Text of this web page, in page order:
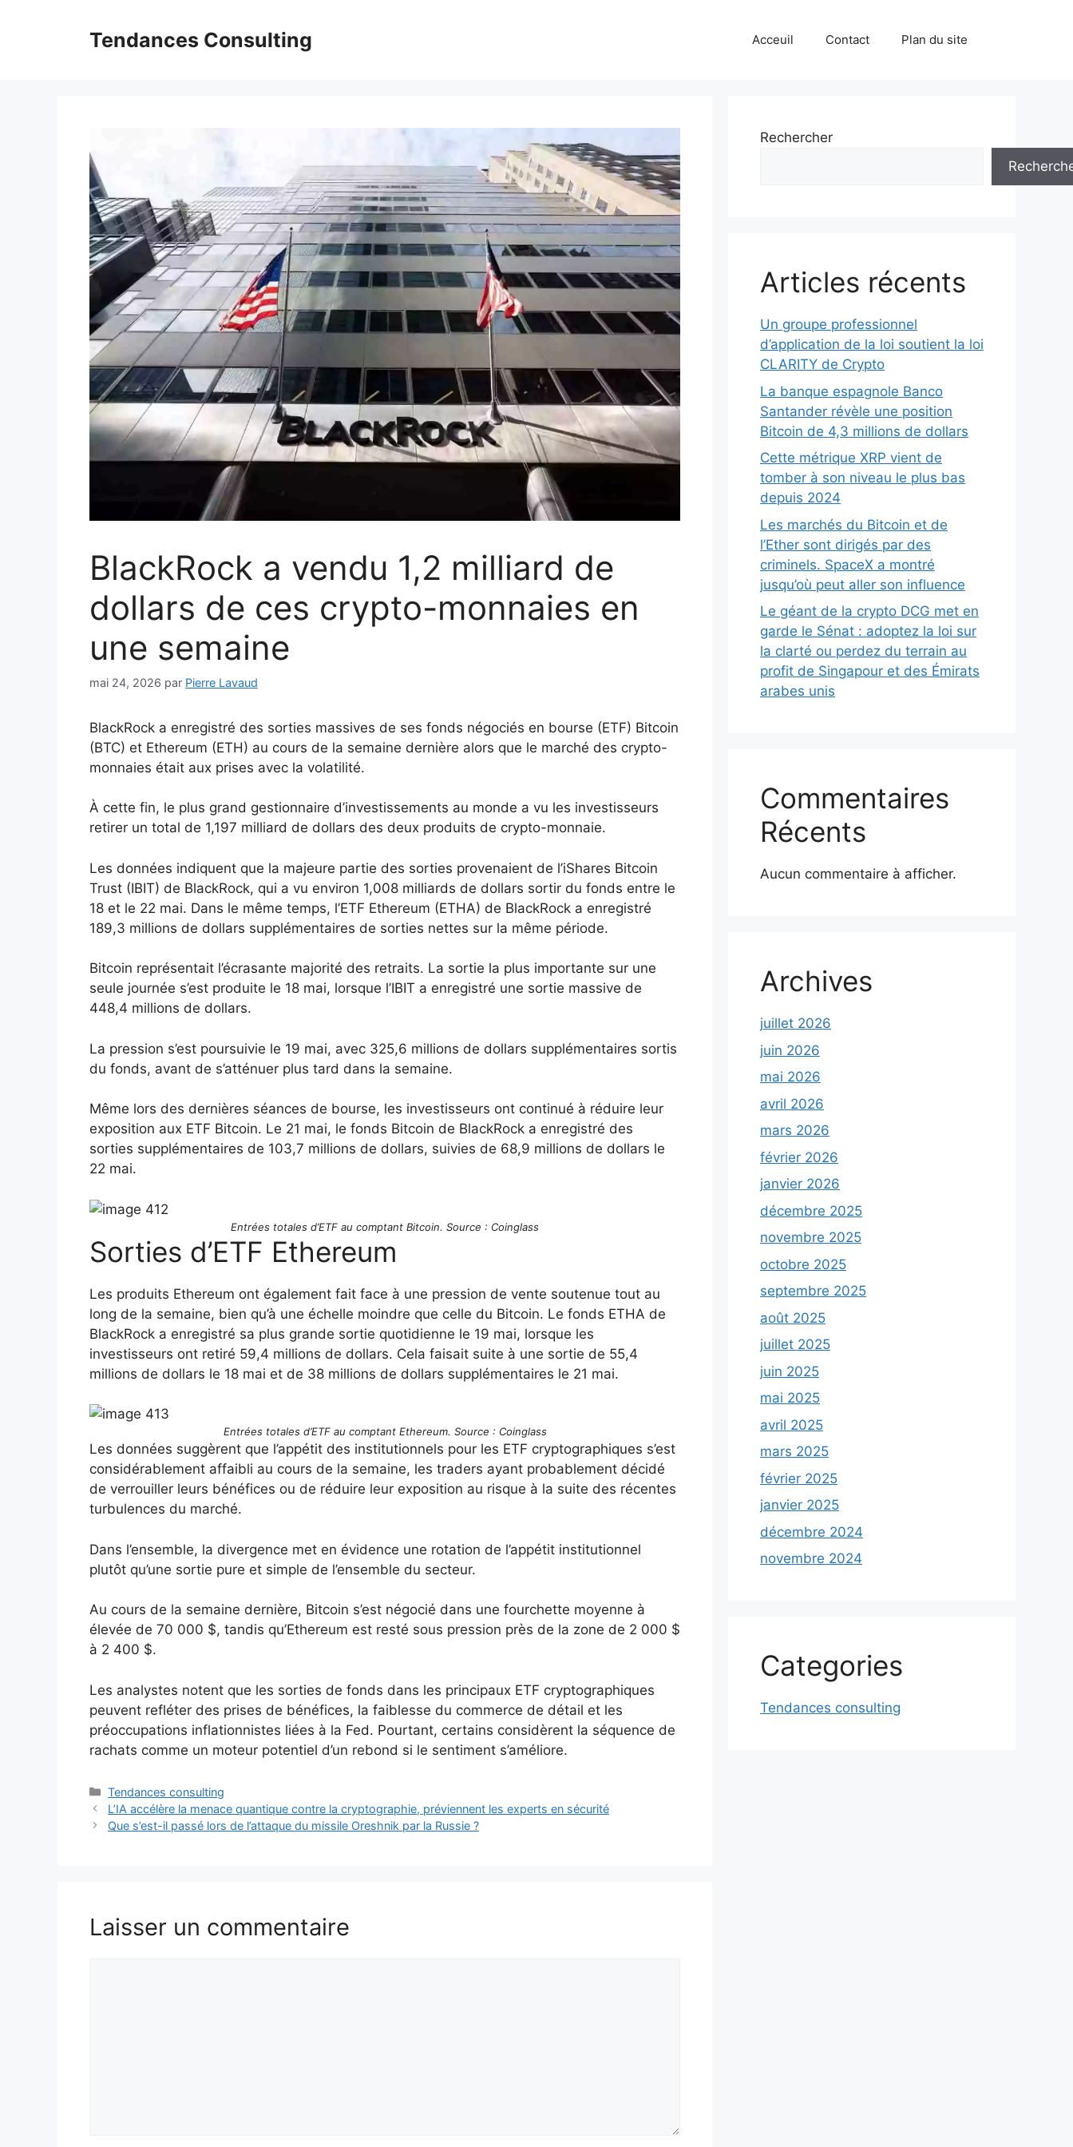
Tendances Consulting Acceuil Contact Plan du site
BlackRock a vendu 1,2 milliard de
dollars de ces crypto-monnaies en
une semaine
mai 24, 2026 par Pierre Lavaud
BlackRock a enregistré des sorties massives de ses fonds négociés en bourse (ETF) Bitcoin
(BTC) et Ethereum (ETH) au cours de la semaine dernière alors que le marché des crypto-
monnaies était aux prises avec la volatilité.
À cette fin, le plus grand gestionnaire d’investissements au monde a vu les investisseurs
retirer un total de 1,197 milliard de dollars des deux produits de crypto-monnaie.
Les données indiquent que la majeure partie des sorties provenaient de l’iShares Bitcoin
Trust (IBIT) de BlackRock, qui a vu environ 1,008 milliards de dollars sortir du fonds entre le
18 et le 22 mai. Dans le même temps, l’ETF Ethereum (ETHA) de BlackRock a enregistré
189,3 millions de dollars supplémentaires de sorties nettes sur la même période.
Bitcoin représentait l’écrasante majorité des retraits. La sortie la plus importante sur une
seule journée s’est produite le 18 mai, lorsque l’IBIT a enregistré une sortie massive de
448,4 millions de dollars.
La pression s’est poursuivie le 19 mai, avec 325,6 millions de dollars supplémentaires sortis
du fonds, avant de s’atténuer plus tard dans la semaine.
Même lors des dernières séances de bourse, les investisseurs ont continué à réduire leur
exposition aux ETF Bitcoin. Le 21 mai, le fonds Bitcoin de BlackRock a enregistré des
sorties supplémentaires de 103,7 millions de dollars, suivies de 68,9 millions de dollars le
22 mai.
Entrées totales d’ETF au comptant Bitcoin. Source : Coinglass
Sorties d’ETF Ethereum
Les produits Ethereum ont également fait face à une pression de vente soutenue tout au
long de la semaine, bien qu’à une échelle moindre que celle du Bitcoin. Le fonds ETHA de
BlackRock a enregistré sa plus grande sortie quotidienne le 19 mai, lorsque les
investisseurs ont retiré 59,4 millions de dollars. Cela faisait suite à une sortie de 55,4
millions de dollars le 18 mai et de 38 millions de dollars supplémentaires le 21 mai.
Entrées totales d’ETF au comptant Ethereum. Source : Coinglass
Les données suggèrent que l’appétit des institutionnels pour les ETF cryptographiques s’est
considérablement affaibli au cours de la semaine, les traders ayant probablement décidé
de verrouiller leurs bénéfices ou de réduire leur exposition au risque à la suite des récentes
turbulences du marché.
Dans l’ensemble, la divergence met en évidence une rotation de l’appétit institutionnel
plutôt qu’une sortie pure et simple de l’ensemble du secteur.
Au cours de la semaine dernière, Bitcoin s’est négocié dans une fourchette moyenne à
élevée de 70 000 $, tandis qu’Ethereum est resté sous pression près de la zone de 2 000 $
à 2 400 $.
Les analystes notent que les sorties de fonds dans les principaux ETF cryptographiques
peuvent refléter des prises de bénéfices, la faiblesse du commerce de détail et les
préoccupations inflationnistes liées à la Fed. Pourtant, certains considèrent la séquence de
rachats comme un moteur potentiel d’un rebond si le sentiment s’améliore.
Catégories
Tendances consulting
L’IA accélère la menace quantique contre la cryptographie, préviennent les experts en sécurité
Que s’est-il passé lors de l’attaque du missile Oreshnik par la Russie ?
Laisser un commentaire
Rechercher
Articles récents
Un groupe professionnel
d’application de la loi soutient la loi
CLARITY de Crypto
La banque espagnole Banco
Santander révèle une position
Bitcoin de 4,3 millions de dollars
Cette métrique XRP vient de
tomber à son niveau le plus bas
depuis 2024
Les marchés du Bitcoin et de
l’Ether sont dirigés par des
criminels. SpaceX a montré
jusqu’où peut aller son influence
Le géant de la crypto DCG met en
garde le Sénat : adoptez la loi sur
la clarté ou perdez du terrain au
profit de Singapour et des Émirats
arabes unis
Commentaires
Récents
Aucun commentaire à afficher.
Archives
juillet 2026
juin 2026
mai 2026
avril 2026
mars 2026
février 2026
janvier 2026
décembre 2025
novembre 2025
octobre 2025
septembre 2025
août 2025
juillet 2025
juin 2025
mai 2025
avril 2025
mars 2025
février 2025
janvier 2025
décembre 2024
novembre 2024
Categories
Tendances consulting